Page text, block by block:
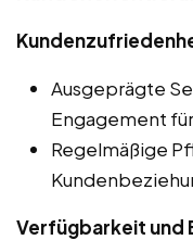
Ausgeprägte
Engagement
Regelmäßige
Verfügbarkeit und